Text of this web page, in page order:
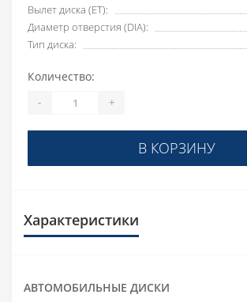
Вылет диска (ET):
Диаметр отверстия (DIA):
Тип диска:
Количество:
- +
В КОРЗИНУ
Характеристики
АВТОМОБИЛЬНЫЕ ДИСКИ